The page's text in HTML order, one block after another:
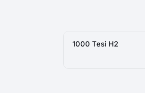
1000 Tesi H2